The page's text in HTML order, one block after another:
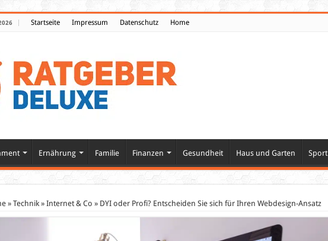
Startseite Impressum Datenschutz Home
Ernährung Familie Finanzen Gesundheit Haus und Garten Sport
» Technik » Internet & Co » DYI oder Profi? Entscheiden Sie sich für Ihren Webdesign-Ansatz